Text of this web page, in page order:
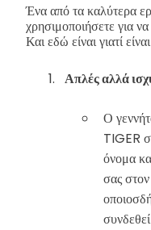
Ένα από τα καλύτερα
χρησιμοποιήσετε για
Και εδώ είναι γιατί
Απλές αλλά
Ο
TIGER
όνομα
σας